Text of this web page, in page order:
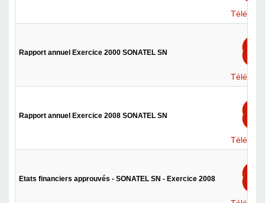
Rapport annuel Exercice 2000 SONATEL SN
Rapport annuel Exercice 2008 SONATEL SN
Etats financiers approuvés - SONATEL SN - Exercice 2008